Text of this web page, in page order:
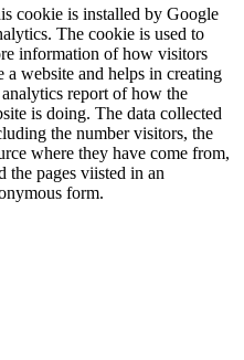
cookie is installed by Google
The cookie is used to
information of how visitors
a website and helps in creating
analytics report of how the
is doing. The data collected
the number visitors, the
where they have come from,
the pages viisted in an
form.